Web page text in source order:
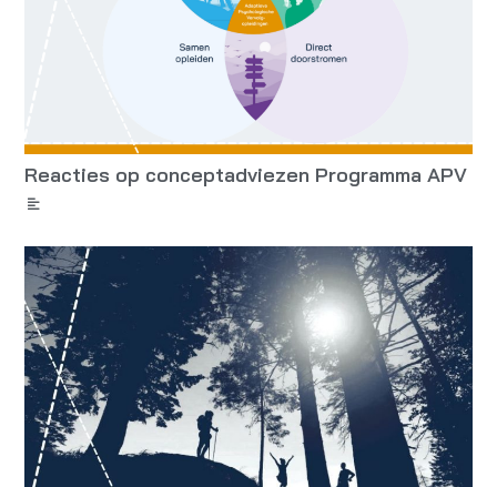
Reacties op conceptadviezen Programma APV